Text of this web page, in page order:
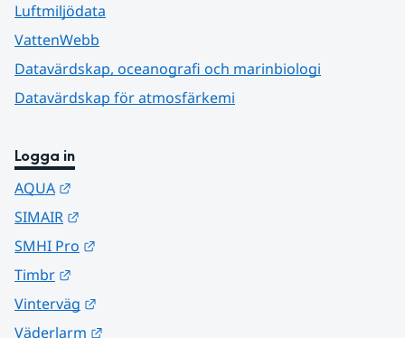
Luftmiljödata
VattenWebb
Datavärdskap, oceanografi och marinbiologi
Datavärdskap för atmosfärkemi
Logga in
AQUA
SIMAIR
SMHI Pro
Timbr
Vinterväg
Väderlarm